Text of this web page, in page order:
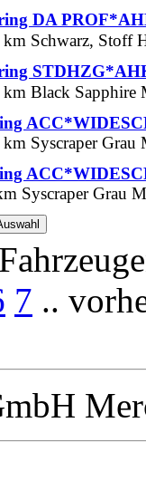
DA
Schwarz, Stoff
Black Sapphire
Syscraper
Syscraper Grau
7 ..